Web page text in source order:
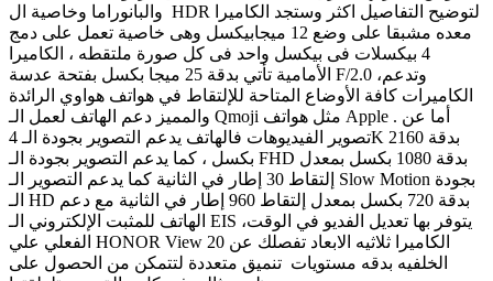
والبانوراما وخاصية ال HDR لتوضيح التفاصيل اكثر وستجد الكاميرا
معده مشبقا على وضع 12 ميجابيكسل وهى خاصية تعمل على دمج
4 بيكسلات فى بيكسل واحد فى كل صورة ملتقطه ، الكاميرا
الأمامية تأتي بدقة 25 ميجا بكسل بفتحة عدسة F/2.0 ،وتدعم
الكاميرات كافة الأوضاع المتاحة للإلتقاط في هواتف هواوي الرائدة
والمميز دعم الهاتف لعمل الـ Qmoji مثل هواتف Apple . أما عن
تصوير الفيديوهات فالهاتف يدعم التصوير بجودة الـ 4K بدقة 2160
بكسل ، كما يدعم التصوير بجودة الـ FHD بدقة 1080 بكسل بمعدل
إلتقاط 30 إطار في الثانية كما يدعم التصوير الـ Slow Motion بجودة
الـ HD بدقة 720 بكسل بمعدل إلتقاط 960 إطار في الثانية مع دعم
الهاتف للمثبت الإلكتروني الـ EIS ،يتوفر بها تعديل الفديو في الوقت
الفعلي علي HONOR View 20 الكاميرا ثلاثيه الابعاد تفصلك عن
الخلفيه بدقه مستويات تنميق متعددة لتتمكن من الحصول على